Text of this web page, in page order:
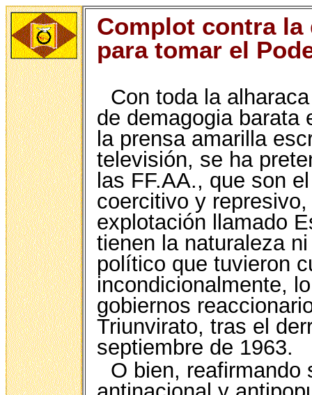
Complot contra la
para tomar el
Con toda la
de demagogia barata
la prensa amarilla
televisión, se ha
las FF.AA., que son
coercitivo y
explotación llamado
tienen la naturaleza
político que tuvieron
incondicionalmente,
gobiernos
Triunvirato, tras el
septiembre de 1963.
O bien, reafirmando